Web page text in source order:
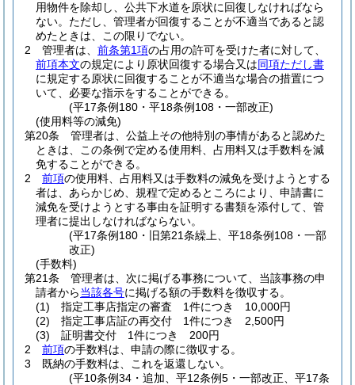
用物件を除却し、公共下水道を原状に回復しなければなら
ない。 ただし、管理者が回復することが不適当であると認
めたときは、この限りでない。
2
管理者は、 前条第1項の占用の許可を受けた者に対して、
前項本文の規定により原状回復する場合又は同項ただし書
に規定する原状に回復することが不適当な場合の措置につ
いて、必要な指示をすることができる。
(平17条例180・平18条例108・一部改正)
(使用料等の減免)
第20条
管理者は、公益上その他特別の事情があると認めた
ときは、この条例で定める使用料、占用料又は手数料を減
免することができる。
2
前項の使用料、占用料又は手数料の減免を受けようとする
者は、あらかじめ、規程で定めるところにより、申請書に
減免を受けようとする事由を証明する書類を添付して、管
理者に提出しなければならない。
(平17条例180・旧第21条繰上、平18条例108・一部
改正)
(手数料)
第21条
管理者は、次に掲げる事務について、当該事務の申
請者から当該各号に掲げる額の手数料を徴収する。
(1)
指定工事店指定の審査 1件につき 10,000円
(2)
指定工事店証の再交付 1件につき 2,500円
(3)
証明書交付 1件につき 200円
2
前項の手数料は、申請の際に徴収する。
3
既納の手数料は、これを返還しない。
(平10条例34・追加、平12条例5・一部改正、平17条